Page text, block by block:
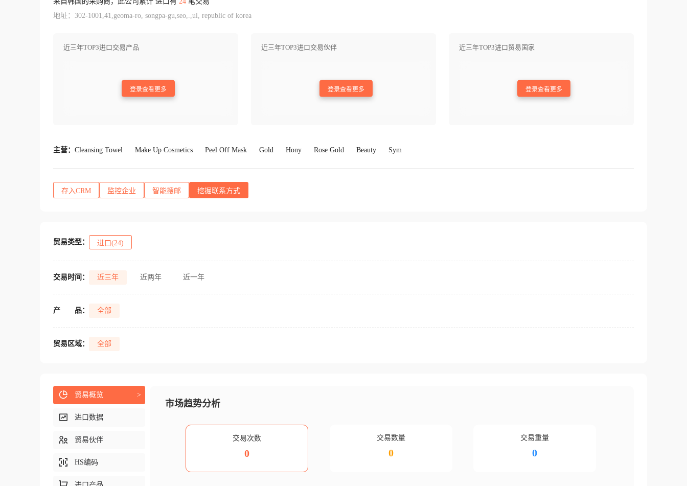
地址：302-1001,41,geoma-ro, songpa-gu,seo,.,ul, republic of korea
近三年TOP3进口交易产品
登录查看更多
近三年TOP3进口交易伙伴
登录查看更多
近三年TOP3进口贸易国家
登录查看更多
主营： Cleansing Towel Make Up Cosmetics Peel Off Mask Gold Hony Rose Gold Beauty Sym
存入CRM 监控企业 智能搜邮 挖掘联系方式
贸易类型： 进口(24)
交易时间： 近三年 近两年 近一年
产 品： 全部
贸易区域： 全部
市场趋势分析
交易次数
0
交易数量
0
交易重量
0
贸易概览 >
进口数据
贸易伙伴
HS编码